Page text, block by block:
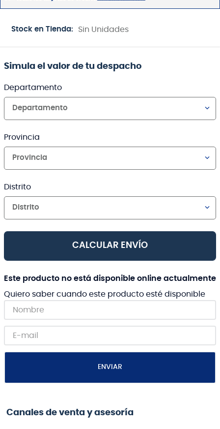
Stock en Tienda: Sin Unidades
Simula el valor de tu despacho
Departamento
Departamento
Provincia
Provincia
Distrito
Distrito
CALCULAR ENVÍO
Este producto no está disponible online actualmente
Quiero saber cuando este producto esté disponible
ENVIAR
Canales de venta y asesoría